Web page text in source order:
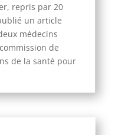
repris par 20
un article
médecins
de
de la santé pour